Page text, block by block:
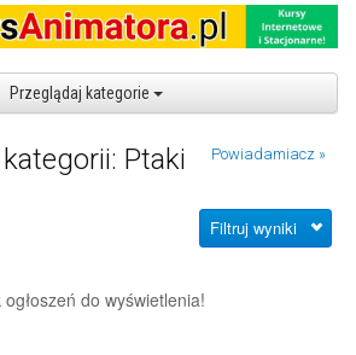
Przeglądaj kategorie
Ptaki Powiadamiacz »
Filtruj wyniki
ogłoszeń do wyświetlenia!